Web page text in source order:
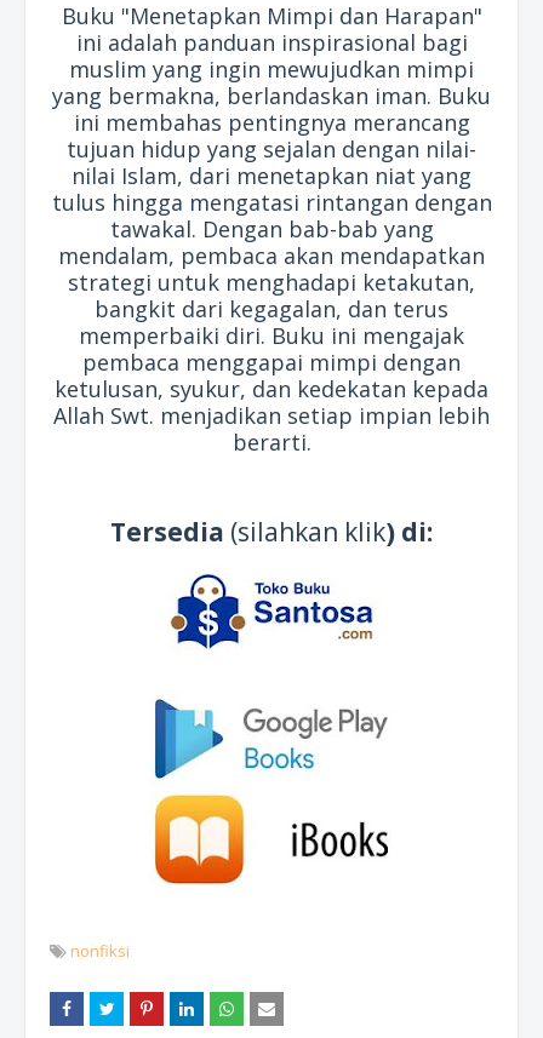
Buku "Menetapkan Mimpi dan Harapan"
ini adalah panduan inspirasional bagi
muslim yang ingin mewujudkan mimpi
yang bermakna, berlandaskan iman. Buku
ini membahas pentingnya merancang
tujuan hidup yang sejalan dengan nilai-
nilai Islam, dari menetapkan niat yang
tulus hingga mengatasi rintangan dengan
tawakal. Dengan bab-bab yang
mendalam, pembaca akan mendapatkan
strategi untuk menghadapi ketakutan,
bangkit dari kegagalan, dan terus
memperbaiki diri. Buku ini mengajak
pembaca menggapai mimpi dengan
ketulusan, syukur, dan kedekatan kepada
Allah Swt. menjadikan setiap impian lebih
berarti.
Tersedia (silahkan klik) di:
nonfiksi